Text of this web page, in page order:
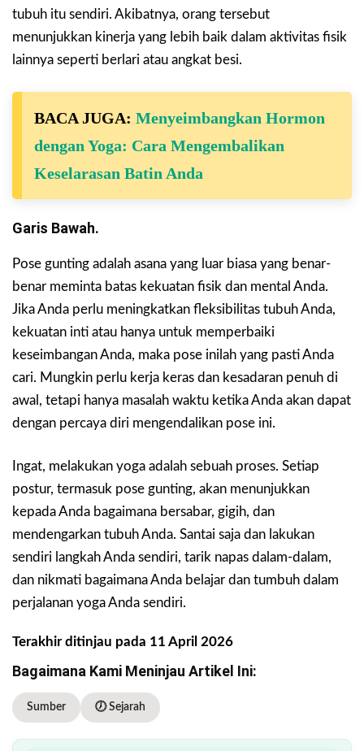
tubuh itu sendiri. Akibatnya, orang tersebut
menunjukkan kinerja yang lebih baik dalam aktivitas fisik
lainnya seperti berlari atau angkat besi.
BACA JUGA: Menyeimbangkan Hormon
dengan Yoga: Cara Mengembalikan
Keselarasan Batin Anda
Garis Bawah.
Pose gunting adalah asana yang luar biasa yang benar-
benar meminta batas kekuatan fisik dan mental Anda.
Jika Anda perlu meningkatkan fleksibilitas tubuh Anda,
kekuatan inti atau hanya untuk memperbaiki
keseimbangan Anda, maka pose inilah yang pasti Anda
cari. Mungkin perlu kerja keras dan kesadaran penuh di
awal, tetapi hanya masalah waktu ketika Anda akan dapat
dengan percaya diri mengendalikan pose ini.
Ingat, melakukan yoga adalah sebuah proses. Setiap
postur, termasuk pose gunting, akan menunjukkan
kepada Anda bagaimana bersabar, gigih, dan
mendengarkan tubuh Anda. Santai saja dan lakukan
sendiri langkah Anda sendiri, tarik napas dalam-dalam,
dan nikmati bagaimana Anda belajar dan tumbuh dalam
perjalanan yoga Anda sendiri.
Terakhir ditinjau pada 11 April 2026
Bagaimana Kami Meninjau Artikel Ini:
Sumber 🕖 Sejarah